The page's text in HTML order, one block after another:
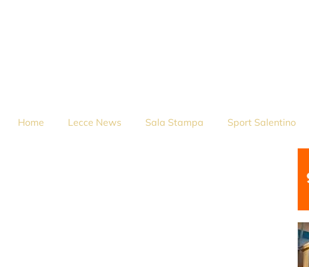
Home Lecce News Sala Stampa Sport Salentino